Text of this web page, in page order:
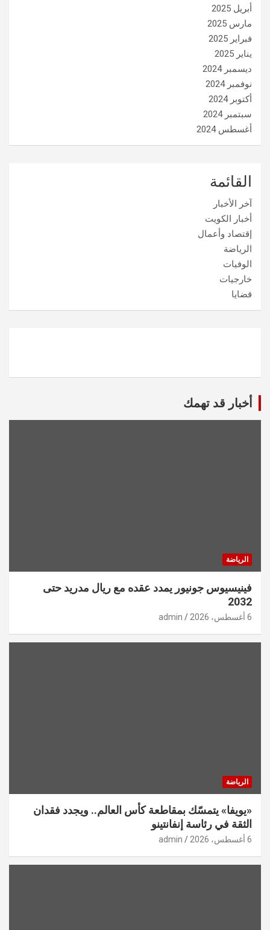
أبريل 2025
مارس 2025
فبراير 2025
يناير 2025
ديسمبر 2024
نوفمبر 2024
أكتوبر 2024
سبتمبر 2024
أغسطس 2024
القائمة
آخر الأخبار
أخبار الكويت
إقتصاد وأعمال
الرياضة
الوفيات
خارجيات
قضايا
أخبار قد تهمك
الرياضة
فينيسيوس جونيور يمدد عقده مع ريال مدريد حتى
2032
6 أغسطس، 2026 admin
الرياضة
«يويفا» يتمسّك بمقاطعة كأس العالم.. ويجدد فقدان
الثقة في رئاسة إنفانتينو
6 أغسطس، 2026 admin